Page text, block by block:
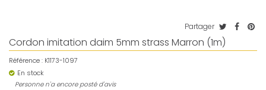
Partager
Cordon imitation daim 5mm strass Marron (1m)
Référence : K1173-1097
En stock
Personne n'a encore posté d'avis